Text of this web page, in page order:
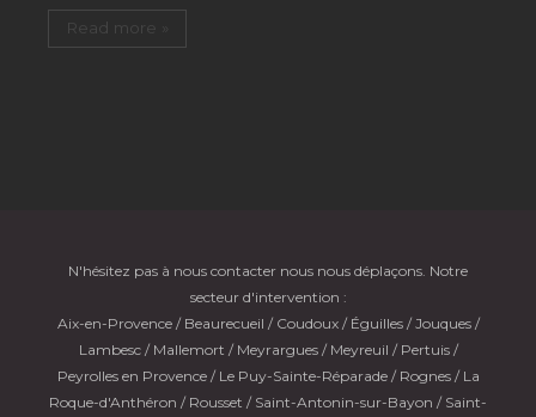
Read more »
N'hésitez pas à nous contacter nous nous déplaçons. Notre
secteur d'intervention :
Aix-en-Provence / Beaurecueil / Coudoux / Éguilles / Jouques /
Lambesc / Mallemort / Meyrargues / Meyreuil / Pertuis /
Peyrolles en Provence / Le Puy-Sainte-Réparade / Rognes / La
Roque-d'Anthéron / Rousset / Saint-Antonin-sur-Bayon / Saint-